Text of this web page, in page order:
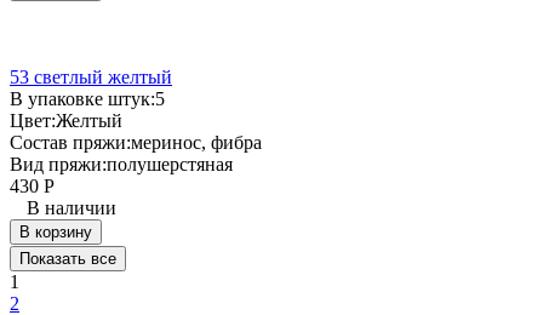
53 светлый желтый
В упаковке штук:5
Цвет:Желтый
Состав пряжи:меринос, фибра
Вид пряжи:полушерстяная
430 Р
В наличии
В корзину
Показать все
1
2